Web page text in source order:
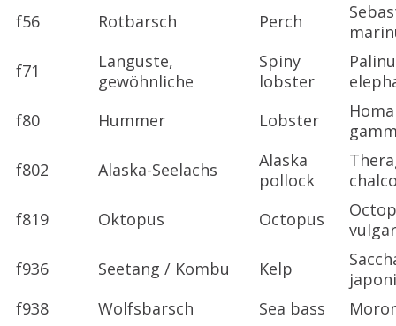
f56
Rotbarsch Perch
f71
Languste,
gewöhnliche
Spiny
lobster
f80
Hummer Lobster
f802
Alaska-Seelachs
Alaska
pollock
f819
Oktopus Octopus
f936
Seetang / Kombu Kelp
f938
Wolfsbarsch Sea bass